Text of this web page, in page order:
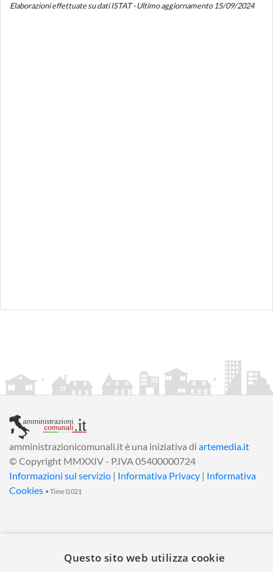
Elaborazioni effettuate su dati ISTAT - Ultimo aggiornamento 15/09/2024
amministrazionicomunali.it è una iniziativa di artemedia.it
© Copyright MMXXIV - P.IVA 05400000724
Informazioni sul servizio | Informativa Privacy | Informativa
Cookies • Time 0.021
Questo sito web utilizza cookie